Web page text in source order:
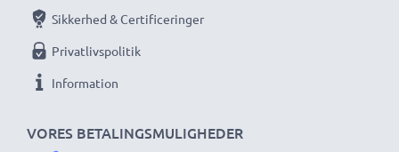
VORES BETALINGSMULIGHEDER
Sikkerhed & Certificeringer
Privatlivspolitik
Information